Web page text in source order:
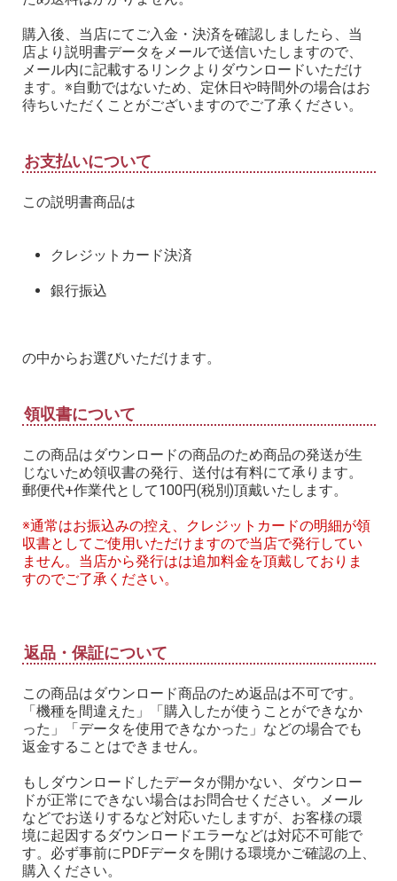
購入後、当店にてご入金・決済を確認しましたら、当
店より説明書データをメールで送信いたしますので、
メール内に記載するリンクよりダウンロードいただけ
ます。※自動ではないため、定休日や時間外の場合はお
待ちいただくことがございますのでご了承ください。
お支払いについて
この説明書商品は
クレジットカード決済
銀行振込
の中からお選びいただけます。
領収書について
この商品はダウンロードの商品のため商品の発送が生
じないため領収書の発行、送付は有料にて承ります。
郵便代+作業代として100円(税別)頂戴いたします。
※通常はお振込みの控え、クレジットカードの明細が領
収書としてご使用いただけますので当店で発行してい
ません。当店から発行はは追加料金を頂戴しておりま
すのでご了承ください。
返品・保証について
この商品はダウンロード商品のため返品は不可です。
「機種を間違えた」「購入したが使うことができなか
った」「データを使用できなかった」などの場合でも
返金することはできません。
もしダウンロードしたデータが開かない、ダウンロー
ドが正常にできない場合はお問合せください。メール
などでお送りするなど対応いたしますが、お客様の環
境に起因するダウンロードエラーなどは対応不可能で
す。必ず事前にPDFデータを開ける環境かご確認の上、
購入ください。